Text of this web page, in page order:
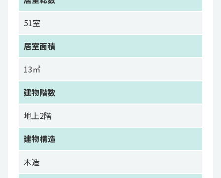
51室
居室面積
13㎡
建物階数
地上2階
建物構造
木造